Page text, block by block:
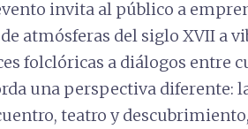
invita al público a
atmósferas del siglo XVII a
folclóricas a diálogos entre
una perspectiva diferente:
teatro y